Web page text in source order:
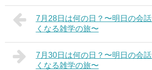
7月28日は何の日？〜明日の会
くなる雑学の旅〜
7月30日は何の日？〜明日の会
くなる雑学の旅〜